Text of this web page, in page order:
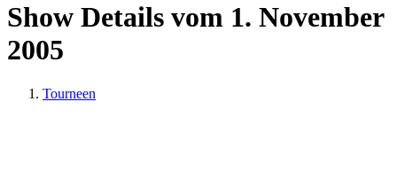
Show Details vom 1. November
2005
Tourneen